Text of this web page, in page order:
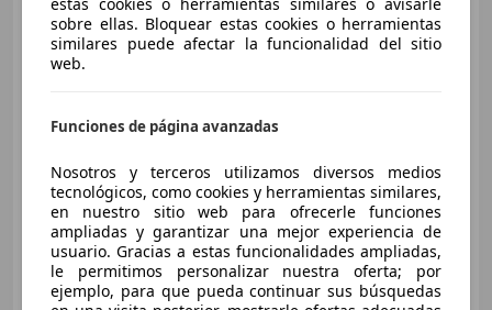
Peugeot 5008
1.5 BlueHDi
96kW S&S GT EAT8
04/2021 53.167 km Diésel
96 kW (131 CV)
Ordenador
sobre ellas. Bloquear estas cookies o herramientas
similares puede afectar la funcionalidad del sitio
web.
Funciones de página avanzadas
Nosotros y terceros utilizamos diversos medios
tecnológicos, como cookies y herramientas similares,
en nuestro sitio web para ofrecerle funciones
ampliadas y garantizar una mejor experiencia de
usuario. Gracias a estas funcionalidades ampliadas,
le permitimos personalizar nuestra oferta; por
ejemplo, para que pueda continuar sus búsquedas